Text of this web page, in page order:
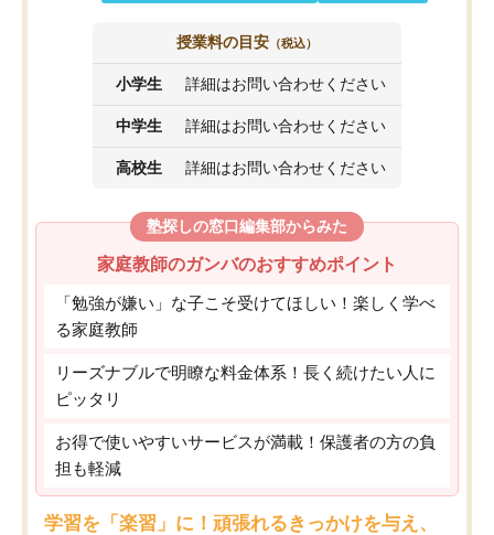
授業料の目安 （税込）
小学生 詳細はお問い合わせください
中学生 詳細はお問い合わせください
高校生 詳細はお問い合わせください
塾探しの窓口編集部からみた
家庭教師のガンバのおすすめポイント
「勉強が嫌い」な子こそ受けてほしい！楽しく学べ
る家庭教師
リーズナブルで明瞭な料金体系！長く続けたい人に
ピッタリ
お得で使いやすいサービスが満載！保護者の方の負
担も軽減
学習を「楽習」に！頑張れるきっかけを与え、